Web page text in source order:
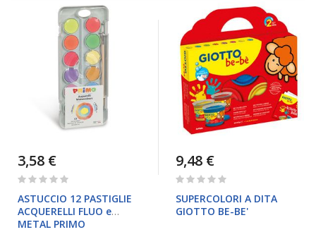
3,58 €
Rating:
ASTUCCIO 12 PASTIGLIE
ACQUERELLI FLUO e
METAL PRIMO
9,48 €
Rating:
SUPERCOLORI A DITA
GIOTTO BE-BE'